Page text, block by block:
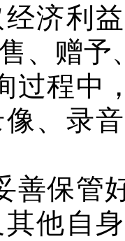
济利
、赠予
过程中
、录
善保管
他自